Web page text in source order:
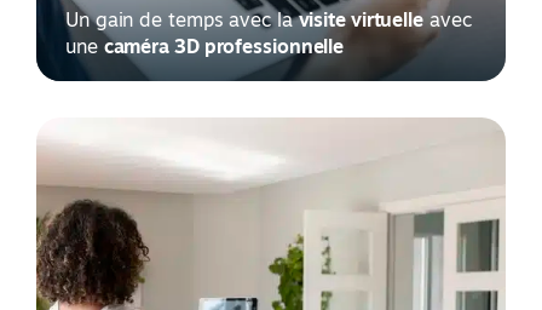
Un gain de temps avec lavisite virtuelleavec
une caméra 3D professionnelle